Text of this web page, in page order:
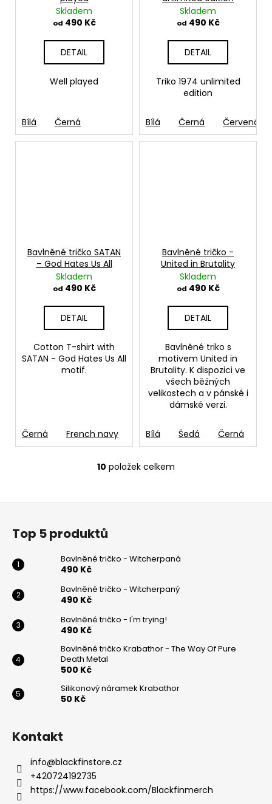
Skladem
od 490 Kč
DETAIL
Well played
Bílá Černá
Skladem
od 490 Kč
DETAIL
Triko 1974 unlimited
edition
Bílá Černá Červená
Bavlněné tričko SATAN
– God Hates Us All
Skladem
od 490 Kč
DETAIL
Cotton T-shirt with
SATAN - God Hates Us All
motif.
Černá French navy Zelená Modrá-Aqua
Bavlněné tričko -
United in Brutality
Skladem
od 490 Kč
DETAIL
Bavlněné triko s
motivem United in
Brutality. K dispozici ve
všech běžných
velikostech a v pánské i
dámské verzi.
Bílá Šedá Černá
O
l
c
í
r
k
v
i
10 položek celkem
Top 5 produktů
Bavlněné tričko - Witcherpaná
490 Kč
Bavlněné tričko - Witcherpaný
490 Kč
Bavlněné tričko - I'm trying!
490 Kč
Bavlněné tričko Krabathor - The Way Of Pure
Death Metal
500 Kč
Silikonový náramek Krabathor
50 Kč
Kontakt
info@blackfinstore.cz
+420724192735
https://www.facebook.com/Blackfinmerch